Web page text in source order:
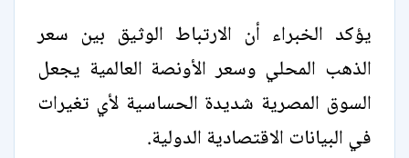
يؤكد الخبراء أن الارتباط الوثيق بين سعر
الذهب المحلي وسعر الأونصة العالمية يجعل
السوق المصرية شديدة الحساسية لأي تغيرات
في البيانات الاقتصادية الدولية.